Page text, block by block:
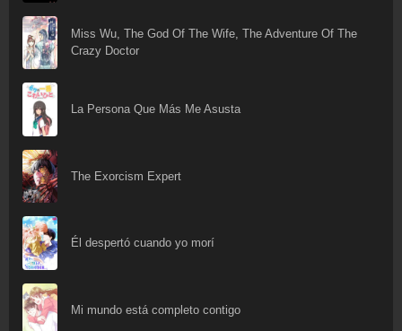
Miss Wu, The God Of The Wife, The Adventure Of The
Crazy Doctor
La Persona Que Más Me Asusta
The Exorcism Expert
Él despertó cuando yo morí
Mi mundo está completo contigo